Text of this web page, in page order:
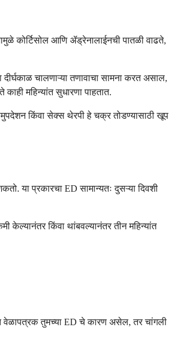
कोर्टिसोल आणि ॲड्रेनालाईनची पातळी वाढते,
चालणाऱ्या तणावाचा सामना करत असाल,
महिन्यांत सुधारणा पाहतात.
किंवा सेक्स थेरपी हे चक्र तोडण्यासाठी खूप
या प्रकारचा ED सामान्यतः दुसऱ्या दिवशी
किंवा थांबवल्यानंतर तीन महिन्यांत
वेळापत्रक तुमच्या ED चे कारण असेल, तर चांगली